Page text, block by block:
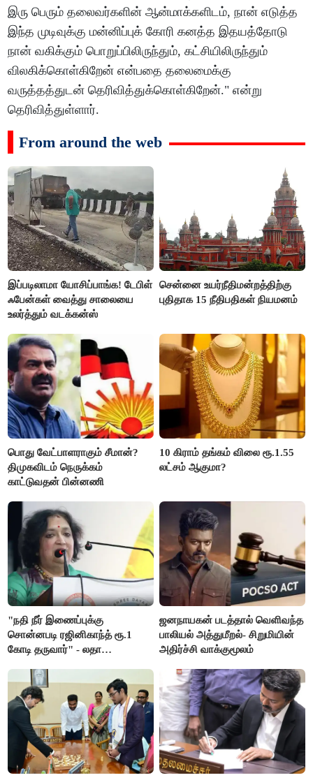
இரு பெரும் தலைவர்களின் ஆன்மாக்களிடம், நான் எடுத்த
இந்த முடிவுக்கு மன்னிப்புக் கோரி கனத்த இதயத்தோடு
நான் வகிக்கும் பொறுப்பிலிருந்தும், கட்சியிலிருந்தும்
விலகிக்கொள்கிறேன் என்பதை தலைமைக்கு
வருத்தத்துடன் தெரிவித்துக்கொள்கிறேன்." என்று
தெரிவித்துள்ளார்.
From around the web
இப்படிலாமா யோசிப்பாங்க! டேபிள்
ஃபேன்கள் வைத்து சாலையை
உலர்த்தும் வடக்கன்ஸ்
சென்னை உயர்நீதிமன்றத்திற்கு
புதிதாக 15 நீதிபதிகள் நியமனம்
பொது வேட்பாளராகும் சீமான்?
திமுகவிடம் நெருக்கம்
காட்டுவதன் பின்னணி
10 கிராம் தங்கம் விலை ரூ.1.55
லட்சம் ஆகுமா?
"நதி நீர் இணைப்புக்கு
சொன்னபடி ரஜினிகாந்த் ரூ.1
கோடி தருவார்" - லதா
ஜனநாயகன் படத்தால் வெளிவந்த
பாலியல் அத்துமீறல்- சிறுமியின்
அதிர்ச்சி வாக்குமூலம்